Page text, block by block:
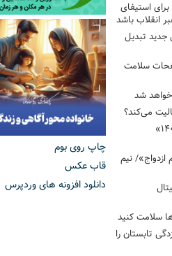
استیفای
انقلاب باشد
جدید تبدیل
سلامت
می‌کند؟
رویداد ملی «انتخاب جوان سال ۱۴۰۴»
ازدواج»/ نیم
سلامت کنید
تابستان را
چاپ روی بوم
قاب عکس
دانلود افزونه های وردپرس